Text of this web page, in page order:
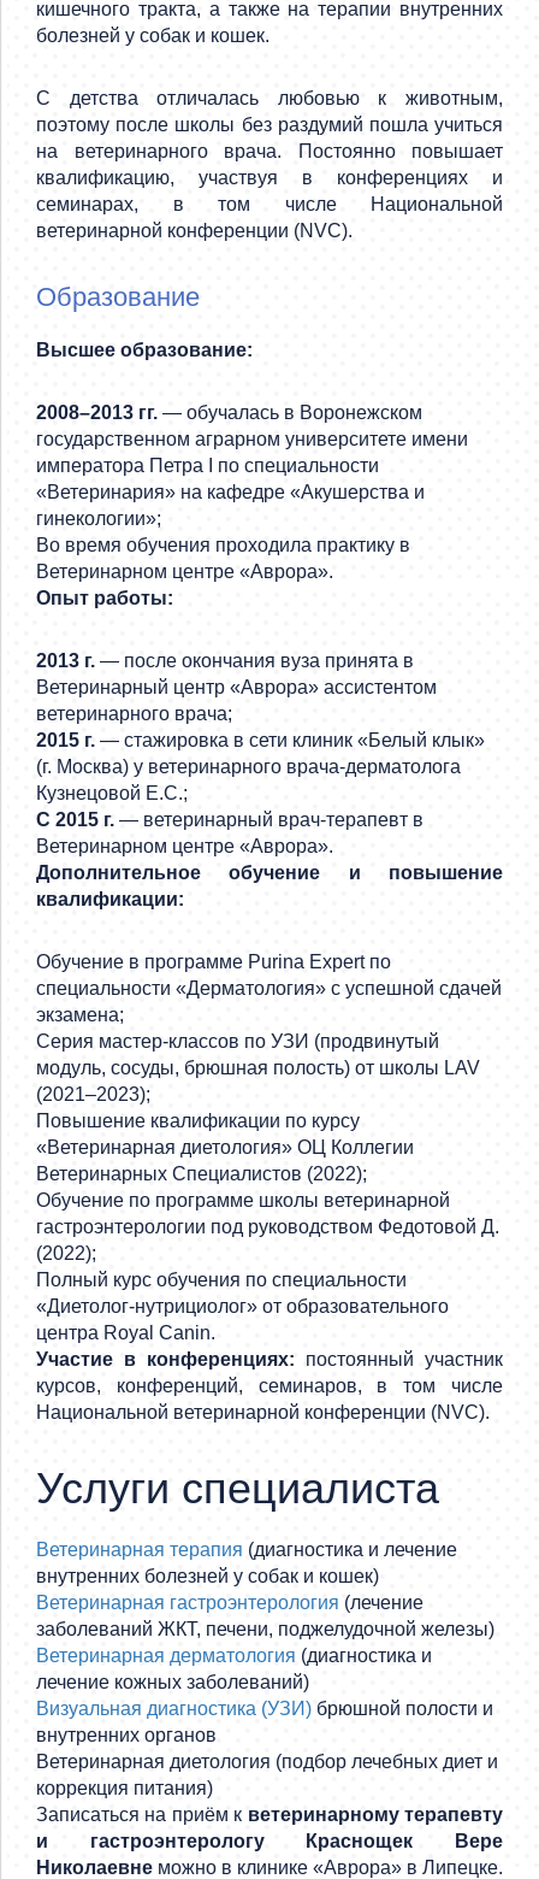
кишечного тракта, а также на терапии внутренних
болезней у собак и кошек.
С детства отличалась любовью к животным,
поэтому после школы без раздумий пошла учиться
на ветеринарного врача. Постоянно повышает
квалификацию, участвуя в конференциях и
семинарах, в том числе Национальной
ветеринарной конференции (NVC).
Образование
Высшее образование:
2008–2013 гг. — обучалась в Воронежском
государственном аграрном университете имени
императора Петра I по специальности
«Ветеринария» на кафедре «Акушерства и
гинекологии»;
Во время обучения проходила практику в
Ветеринарном центре «Аврора».
Опыт работы:
2013 г. — после окончания вуза принята в
Ветеринарный центр «Аврора» ассистентом
ветеринарного врача;
2015 г. — стажировка в сети клиник «Белый клык»
(г. Москва) у ветеринарного врача-дерматолога
Кузнецовой Е.С.;
С 2015 г. — ветеринарный врач-терапевт в
Ветеринарном центре «Аврора».
Дополнительное обучение и повышение
квалификации:
Обучение в программе Purina Expert по
специальности «Дерматология» с успешной сдачей
экзамена;
Серия мастер-классов по УЗИ (продвинутый
модуль, сосуды, брюшная полость) от школы LAV
(2021–2023);
Повышение квалификации по курсу
«Ветеринарная диетология» ОЦ Коллегии
Ветеринарных Специалистов (2022);
Обучение по программе школы ветеринарной
гастроэнтерологии под руководством Федотовой Д.
(2022);
Полный курс обучения по специальности
«Диетолог-нутрициолог» от образовательного
центра Royal Canin.
Участие в конференциях: постоянный участник
курсов, конференций, семинаров, в том числе
Национальной ветеринарной конференции (NVC).
Услуги специалиста
Ветеринарная терапия (диагностика и лечение
внутренних болезней у собак и кошек)
Ветеринарная гастроэнтерология (лечение
заболеваний ЖКТ, печени, поджелудочной железы)
Ветеринарная дерматология (диагностика и
лечение кожных заболеваний)
Визуальная диагностика (УЗИ) брюшной полости и
внутренних органов
Ветеринарная диетология (подбор лечебных диет и
коррекция питания)
Записаться на приём к ветеринарному терапевту
и гастроэнтерологу Краснощек Вере
Николаевне можно в клинике «Аврора» в Липецке.